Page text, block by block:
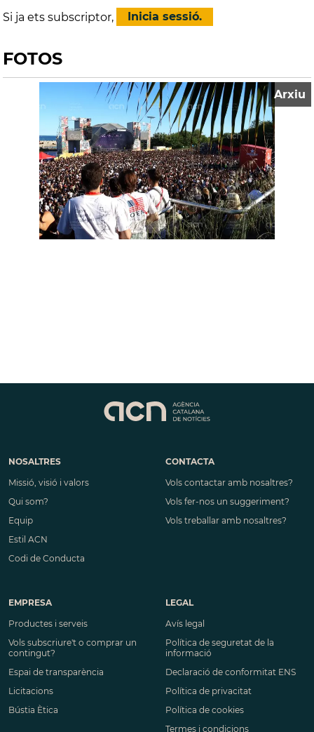
Si ja ets subscriptor,
Inicia sessió.
FOTOS
Arxiu
NOSALTRES
Missió, visió i valors
Qui som?
Equip
Estil ACN
Codi de Conducta
CONTACTA
Vols contactar amb nosaltres?
Vols fer-nos un suggeriment?
Vols treballar amb nosaltres?
EMPRESA
Productes i serveis
Vols subscriure't o comprar un
contingut?
Espai de transparència
Licitacions
Bústia Ètica
LEGAL
Avís legal
Política de seguretat de la
informació
Declaració de conformitat ENS
Política de privacitat
Política de cookies
Termes i condicions